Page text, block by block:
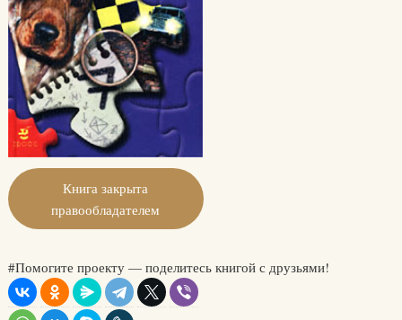
Книга закрыта
правообладателем
#Помогите проекту — поделитесь книгой с друзьями!